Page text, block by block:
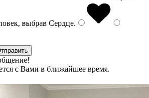
выбрав Сердце.
с Вами в ближайшее время.